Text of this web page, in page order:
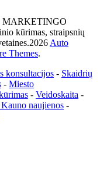
kūrimas, straipsnių
Auto
Themes.
konsultacijos - Skaidrių
- Miesto
- Veidoskaita -
Kauno naujienos -